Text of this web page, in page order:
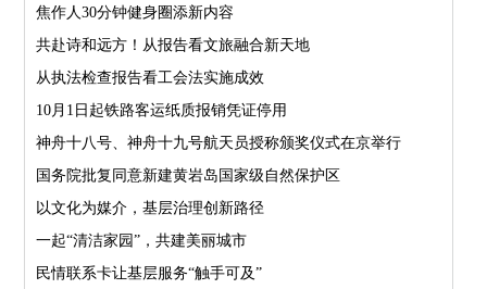
焦作人30分钟健身圈添新内容
共赴诗和远方！从报告看文旅融合新天地
从执法检查报告看工会法实施成效
10月1日起铁路客运纸质报销凭证停用
神舟十八号、神舟十九号航天员授称颁奖仪式在京举行
国务院批复同意新建黄岩岛国家级自然保护区
以文化为媒介，基层治理创新路径
一起“清洁家园”，共建美丽城市
民情联系卡让基层服务“触手可及”